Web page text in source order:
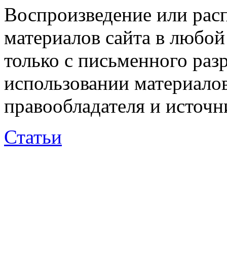
Воспроизведение или
материалов сайта в
только с письменного
использовании
правообладателя и
Статьи